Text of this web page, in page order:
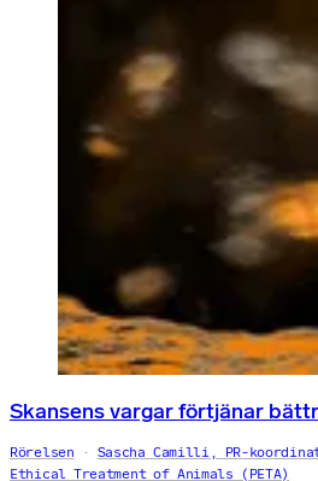
Skansens vargar förtjänar
Rörelsen
Sascha Camilli, PR-
Ethical Treatment of Animals (PETA)